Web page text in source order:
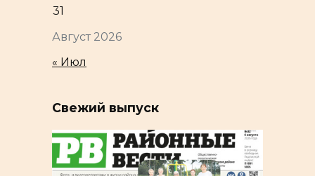
Август 2026
31
« Июл
Свежий выпуск